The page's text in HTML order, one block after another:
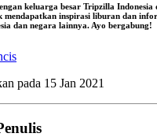
keluarga besar Tripzilla Indonesia
mendapatkan inspirasi liburan dan
dan negara lainnya. Ayo bergabung!
pada 15 Jan 2021